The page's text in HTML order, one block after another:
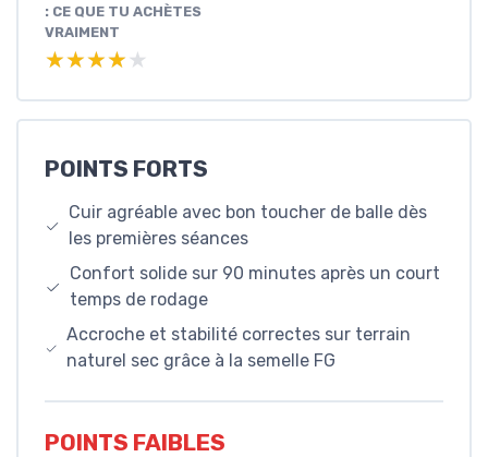
: CE QUE TU ACHÈTES
VRAIMENT
★★★★★
★★★★★
POINTS FORTS
Cuir agréable avec bon toucher de balle dès
les premières séances
Confort solide sur 90 minutes après un court
temps de rodage
Accroche et stabilité correctes sur terrain
naturel sec grâce à la semelle FG
POINTS FAIBLES